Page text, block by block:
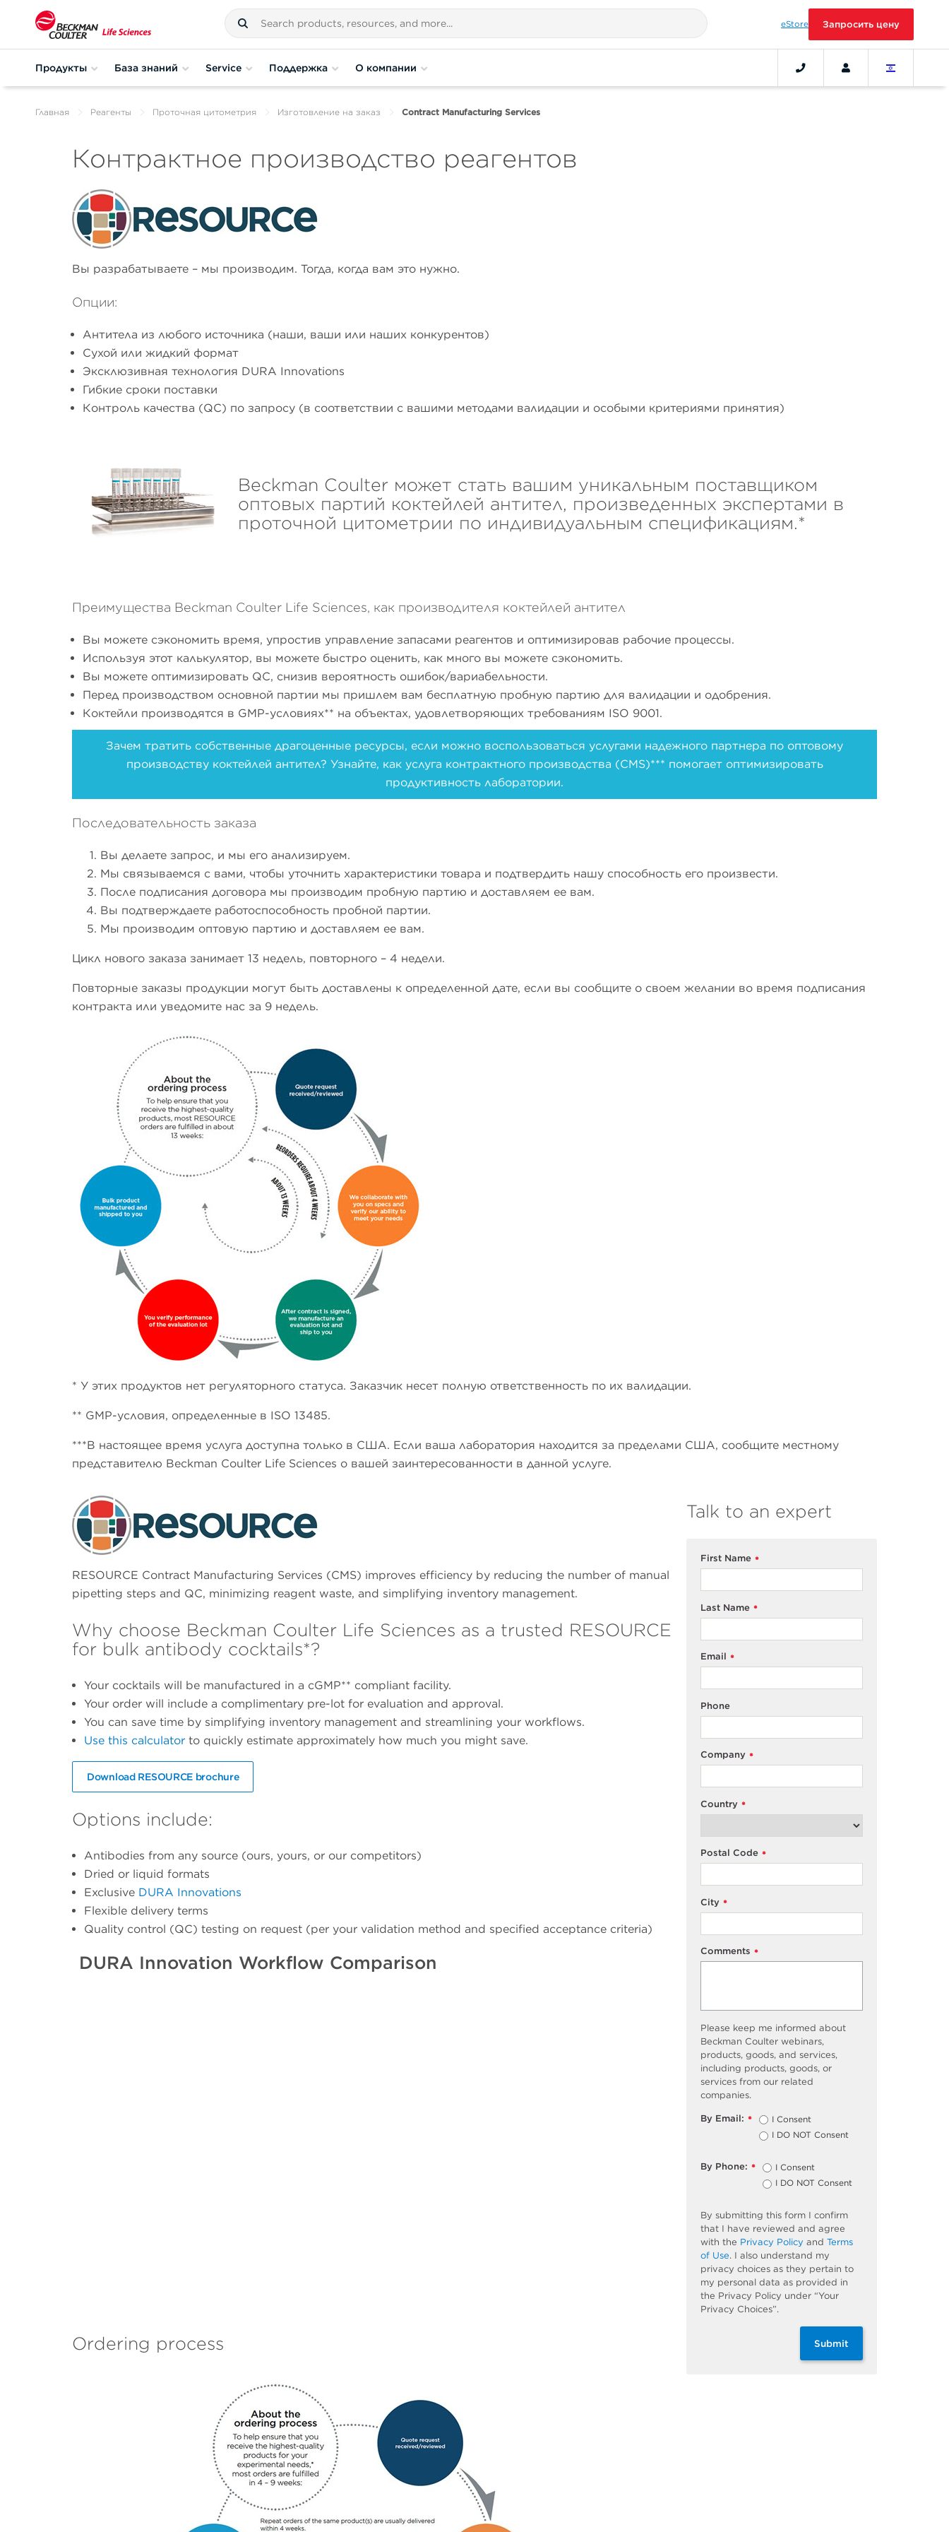
eStore Запросить цену
Продукты База знаний Service Поддержка О компании
Главная Реагенты Проточная цитометрия Изготовление на заказ Contract Manufacturing Services
Контрактное производство реагентов
Вы разрабатываете – мы производим. Тогда, когда вам это нужно.
Опции:
Антитела из любого источника (наши, ваши или наших конкурентов)
Сухой или жидкий формат
Эксклюзивная технология DURA Innovations
Гибкие сроки поставки
Контроль качества (QC) по запросу (в соответствии с вашими методами валидации и особыми критериями принятия)
Beckman Coulter может стать вашим уникальным поставщиком
оптовых партий коктейлей антител, произведенных экспертами в
проточной цитометрии по индивидуальным спецификациям.*
Преимущества Beckman Coulter Life Sciences, как производителя коктейлей антител
Вы можете сэкономить время, упростив управление запасами реагентов и оптимизировав рабочие процессы.
Используя этот калькулятор, вы можете быстро оценить, как много вы можете сэкономить.
Вы можете оптимизировать QC, снизив вероятность ошибок/вариабельности.
Перед производством основной партии мы пришлем вам бесплатную пробную партию для валидации и одобрения.
Коктейли производятся в GMP-условиях** на объектах, удовлетворяющих требованиям ISO 9001.
Зачем тратить собственные драгоценные ресурсы, если можно воспользоваться услугами надежного партнера по оптовому
производству коктейлей антител? Узнайте, как услуга контрактного производства (CMS)*** помогает оптимизировать
продуктивность лаборатории.
Последовательность заказа
Вы делаете запрос, и мы его анализируем.
Мы связываемся с вами, чтобы уточнить характеристики товара и подтвердить нашу способность его произвести.
После подписания договора мы производим пробную партию и доставляем ее вам.
Вы подтверждаете работоспособность пробной партии.
Мы производим оптовую партию и доставляем ее вам.
Цикл нового заказа занимает 13 недель, повторного – 4 недели.
Повторные заказы продукции могут быть доставлены к определенной дате, если вы сообщите о своем желании во время подписания
контракта или уведомите нас за 9 недель.
* У этих продуктов нет регуляторного статуса. Заказчик несет полную ответственность по их валидации.
** GMP-условия, определенные в ISO 13485.
***В настоящее время услуга доступна только в США. Если ваша лаборатория находится за пределами США, сообщите местному
представителю Beckman Coulter Life Sciences о вашей заинтересованности в данной услуге.
RESOURCE Contract Manufacturing Services (CMS) improves efficiency by reducing the number of manual
pipetting steps and QC, minimizing reagent waste, and simplifying inventory management.
Why choose Beckman Coulter Life Sciences as a trusted RESOURCE
for bulk antibody cocktails*?
Your cocktails will be manufactured in a cGMP** compliant facility.
Your order will include a complimentary pre-lot for evaluation and approval.
You can save time by simplifying inventory management and streamlining your workflows.
Use this calculator to quickly estimate approximately how much you might save.
Download RESOURCE brochure
Options include:
Antibodies from any source (ours, yours, or our competitors)
Dried or liquid formats
Exclusive DURA Innovations
Flexible delivery terms
Quality control (QC) testing on request (per your validation method and specified acceptance criteria)
DURA Innovation Workflow Comparison
Ordering process
Talk to an expert
*
First Name
*
Last Name
*
Email
Phone
*
Company
*
Country
*
Postal Code
*
City
*
Comments
Please keep me informed about
Beckman Coulter webinars,
products, goods, and services,
including products, goods, or
services from our related
companies.
*
By Email:
I Consent
I DO NOT Consent
*
By Phone:
I Consent
I DO NOT Consent
By submitting this form I confirm
that I have reviewed and agree
with the Privacy Policy and Terms
of Use. I also understand my
privacy choices as they pertain to
my personal data as provided in
the Privacy Policy under “Your
Privacy Choices”.
Submit